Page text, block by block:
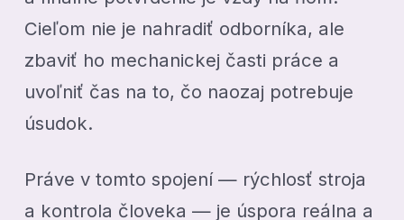
Cieľom nie je nahradiť odborníka, ale
zbaviť ho mechanickej časti práce a
uvoľniť čas na to, čo naozaj potrebuje
úsudok.
Práve v tomto spojení — rýchlosť stroja
a kontrola človeka — je úspora reálna a